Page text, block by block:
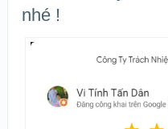
nhé !